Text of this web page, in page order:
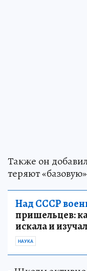
Также он
теряют
Над СССР
пришельцев:
искала и
НАУКА